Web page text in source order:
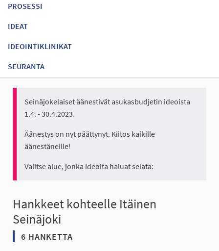
PROSESSI
IDEAT
IDEOINTIKLINIKAT
SEURANTA
Seinäjokelaiset äänestivät asukasbudjetin ideoista
1.4. - 30.4.2023.
Äänestys on nyt päättynyt. Kiitos kaikille
äänestäneille!
Valitse alue, jonka ideoita haluat selata:
Hankkeet kohteelle Itäinen
Seinäjoki
6 HANKETTA